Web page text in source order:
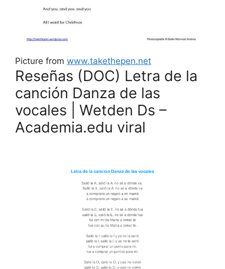
Picture from www.takethepen.net
Reseñas (DOC) Letra de la
canción Danza de las
vocales | Wetden Ds –
Academia.edu viral